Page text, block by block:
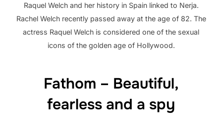
Raquel Welch and her history in Spain linked to Nerja.
Rachel Welch recently passed away at the age of 82. The
actress Raquel Welch is considered one of the sexual
icons of the golden age of Hollywood.
Fathom – Beautiful,
fearless and a spy